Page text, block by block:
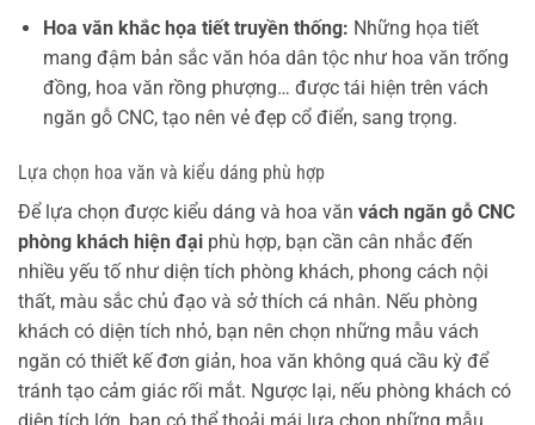
Hoa văn khắc họa tiết truyền thống: Những họa tiết
mang đậm bản sắc văn hóa dân tộc như hoa văn trống
đồng, hoa văn rồng phượng… được tái hiện trên vách
ngăn gỗ CNC, tạo nên vẻ đẹp cổ điển, sang trọng.
Lựa chọn hoa văn và kiểu dáng phù hợp
Để lựa chọn được kiểu dáng và hoa văn vách ngăn gỗ CNC
phòng khách hiện đại phù hợp, bạn cần cân nhắc đến
nhiều yếu tố như diện tích phòng khách, phong cách nội
thất, màu sắc chủ đạo và sở thích cá nhân. Nếu phòng
khách có diện tích nhỏ, bạn nên chọn những mẫu vách
ngăn có thiết kế đơn giản, hoa văn không quá cầu kỳ để
tránh tạo cảm giác rối mắt. Ngược lại, nếu phòng khách có